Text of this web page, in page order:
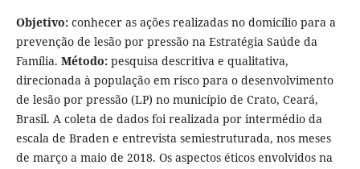
Objetivo:conhecer as ações realizadas no domicílio para a
prevenção de lesão por pressão na Estratégia Saúde da
Família. Método:pesquisa descritiva e qualitativa,
direcionada à população em risco para o desenvolvimento
de lesão por pressão (LP) no município de Crato, Ceará,
Brasil. A coleta de dados foi realizada por intermédio da
escala de Braden e entrevista semiestruturada, nos meses
de março a maio de 2018. Os aspectos éticos envolvidos na